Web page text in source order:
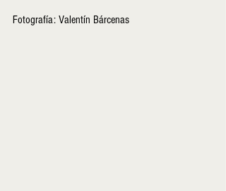
Fotografía: Valentín Bárcenas